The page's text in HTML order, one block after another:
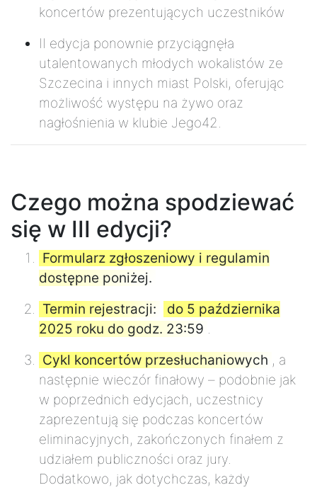
koncertów prezentujących uczestników
II edycja ponownie przyciągnęła
utalentowanych młodych wokalistów ze
Szczecina i innych miast Polski, oferując
możliwość występu na żywo oraz
nagłośnienia w klubie Jego42.
Czego można spodziewać
się w III edycji?
Formularz zgłoszeniowy i regulamin
dostępne poniżej.
Termin rejestracji:
do 5 października
2025 roku do godz. 23:59 .
Cykl koncertów przesłuchaniowych , a
następnie wieczór finałowy – podobnie jak
w poprzednich edycjach, uczestnicy
zaprezentują się podczas koncertów
eliminacyjnych, zakończonych finałem z
udziałem publiczności oraz jury.
Dodatkowo, jak dotychczas, każdy